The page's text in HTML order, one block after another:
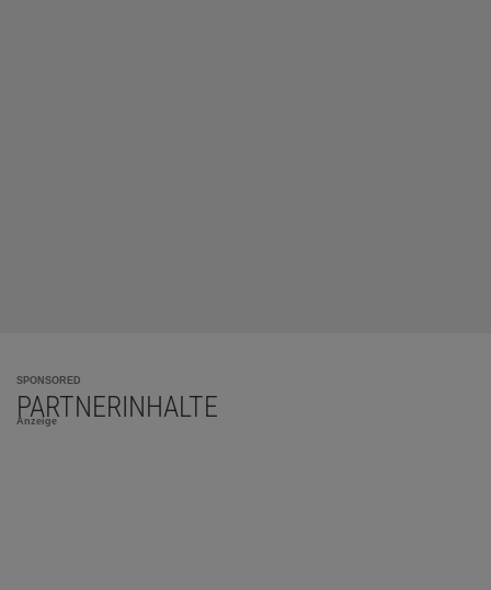
SPONSORED
PARTNERINHALTE
Anzeige